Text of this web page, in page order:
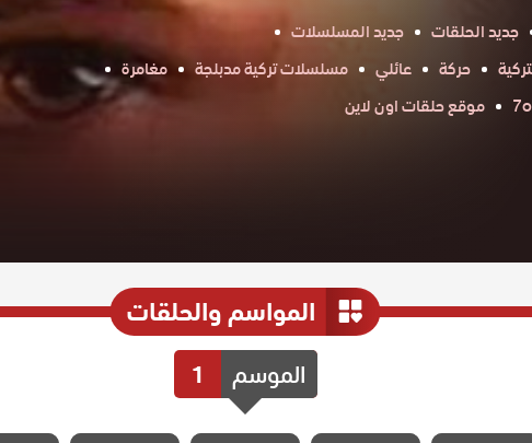
جديد الحلقات
جديد المسلسلات
حركة عائلي مسلسلات تركية مدبلجة
مغامرة
موقع حلقات اون لاين
المواسم والحلقات
الموسم 1